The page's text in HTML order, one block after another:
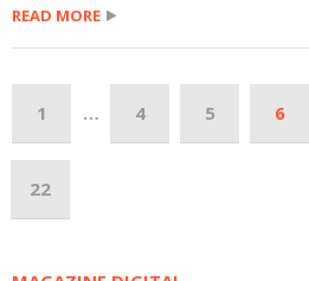
READ MORE
1 … 4 5 6
22